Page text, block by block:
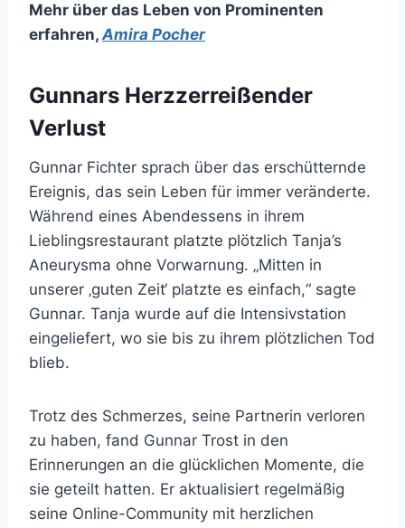
Mehr über das Leben von Prominenten
erfahren,Amira Pocher
Gunnars Herzzerreißender
Verlust
Gunnar Fichter sprach über das erschütternde
Ereignis, das sein Leben für immer veränderte.
Während eines Abendessens in ihrem
Lieblingsrestaurant platzte plötzlich Tanja’s
Aneurysma ohne Vorwarnung. „Mitten in
unserer ‚guten Zeit‘ platzte es einfach,“ sagte
Gunnar. Tanja wurde auf die Intensivstation
eingeliefert, wo sie bis zu ihrem plötzlichen Tod
blieb.
Trotz des Schmerzes, seine Partnerin verloren
zu haben, fand Gunnar Trost in den
Erinnerungen an die glücklichen Momente, die
sie geteilt hatten. Er aktualisiert regelmäßig
seine Online-Community mit herzlichen